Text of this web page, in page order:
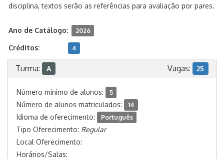
disciplina, textos serão as referências para avaliação por pares.
Ano de Catálogo: 2026
Créditos: 4
Turma: A Vagas: 25
Número mínimo de alunos: 5
Número de alunos matriculados: 14
Idioma de oferecimento: Português
Tipo Oferecimento: Regular
Local Oferecimento:
Horários/Salas: